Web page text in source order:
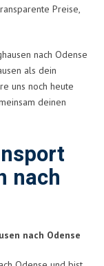
Preise,
nach Odense
als dein
uns noch heute
deinen
nach
nach Odense